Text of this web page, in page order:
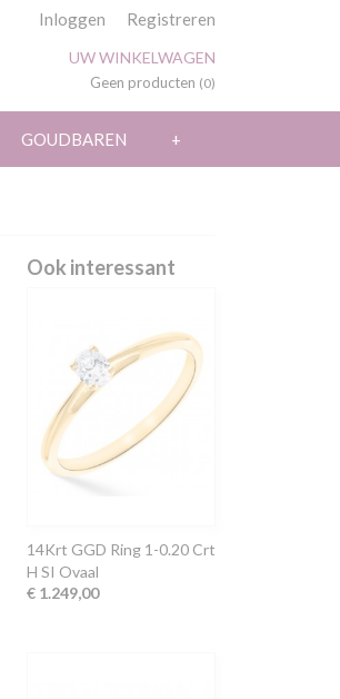
Inloggen Registreren
UW WINKELWAGEN
Geen producten (0)
GOUDBAREN +
Ook interessant
14Krt GGD Ring 1-0.20 Crt
H SI Ovaal
€ 1.249,00